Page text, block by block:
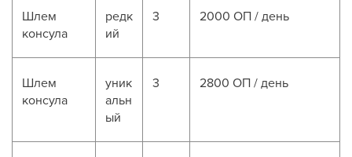
Шлем
консула
редк
ий
3 2000 ОП / день
Шлем
консула
уник
альн
ый
3 2800 ОП / день